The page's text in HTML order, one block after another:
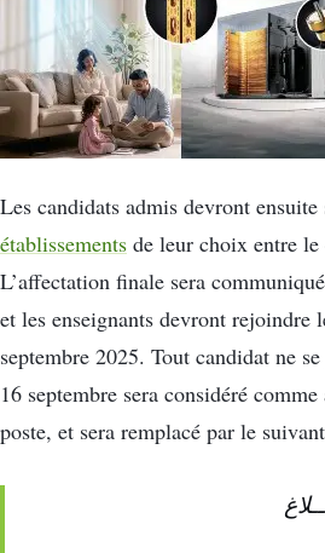
Les candidats admis devront
établissements de leur choix entre le
L’affectation finale sera
et les enseignants devront rejoindre
septembre 2025. Tout candidat ne
16 septembre sera considéré
poste, et sera remplacé par le